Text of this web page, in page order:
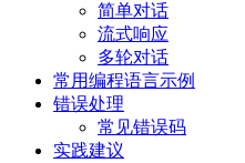
简单对话
流式响应
多轮对话
常用编程语言示例
错误处理
常见错误码
实践建议